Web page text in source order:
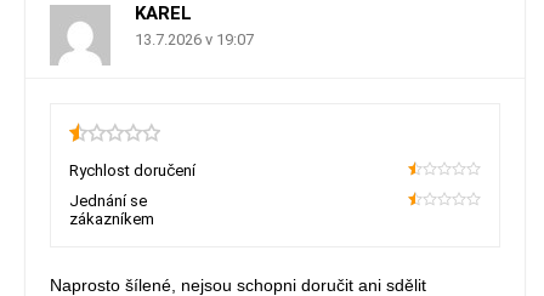
KAREL
13.7.2026 v 19:07
Rychlost doručení
10
Jednání se
zákazníkem
Naprosto šílené, nejsou schopni doručit ani sdělit